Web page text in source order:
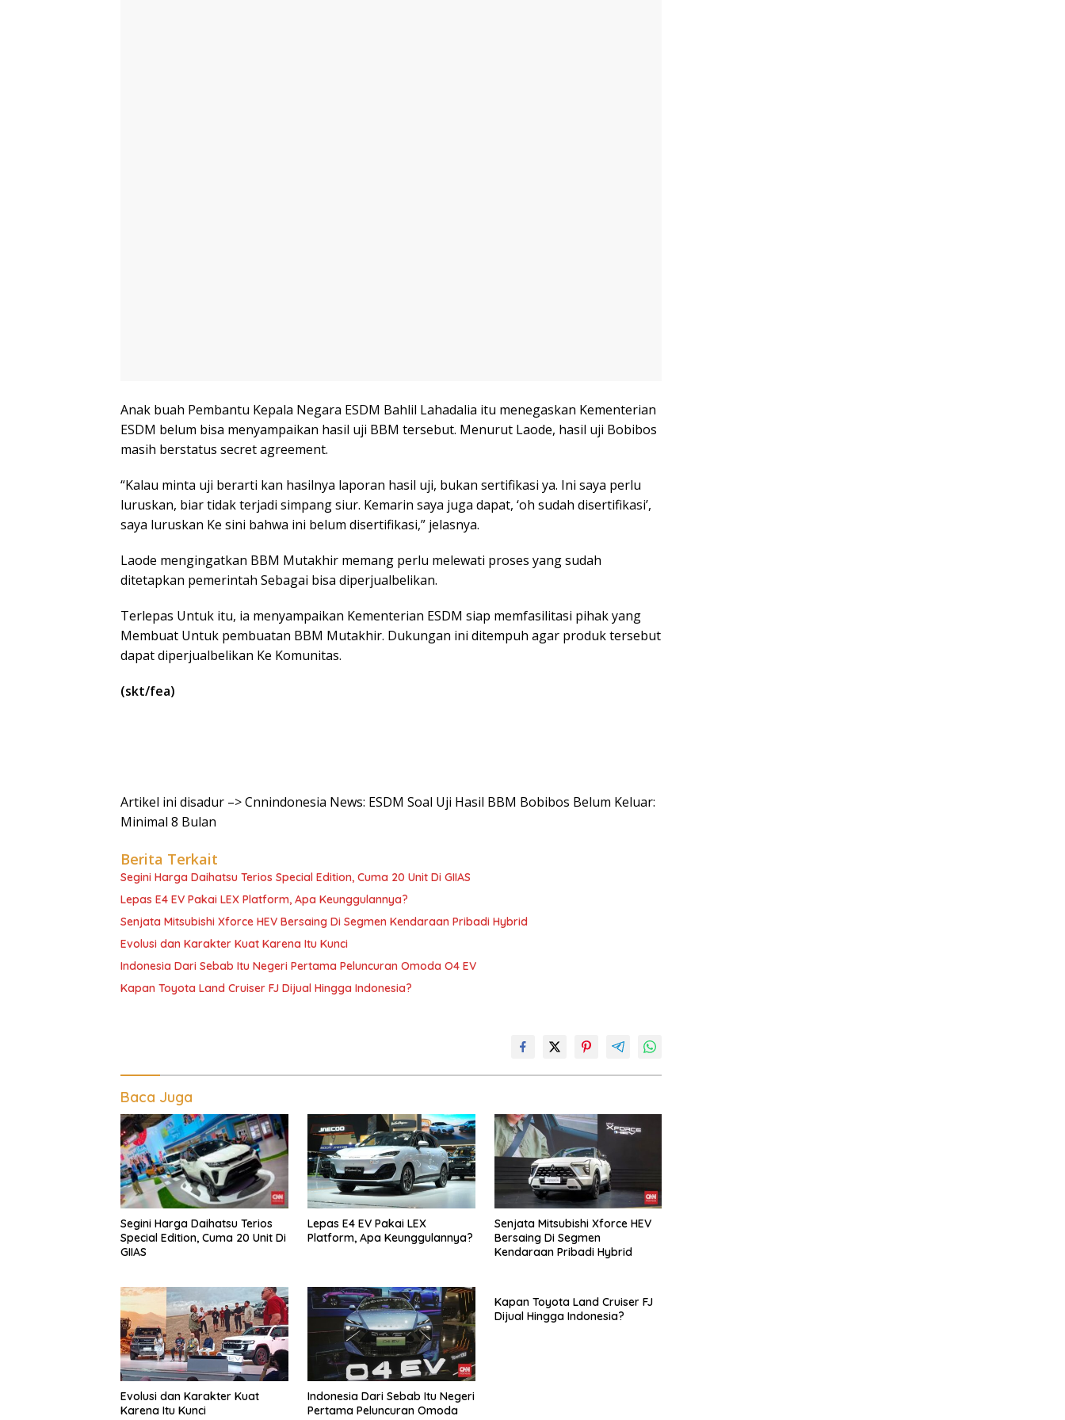
Anak buah Pembantu Kepala Negara ESDM Bahlil Lahadalia itu menegaskan Kementerian
ESDM belum bisa menyampaikan hasil uji BBM tersebut. Menurut Laode, hasil uji Bobibos
masih berstatus secret agreement.
“Kalau minta uji berarti kan hasilnya laporan hasil uji, bukan sertifikasi ya. Ini saya perlu
luruskan, biar tidak terjadi simpang siur. Kemarin saya juga dapat, ‘oh sudah disertifikasi’,
saya luruskan Ke sini bahwa ini belum disertifikasi,” jelasnya.
Laode mengingatkan BBM Mutakhir memang perlu melewati proses yang sudah
ditetapkan pemerintah Sebagai bisa diperjualbelikan.
Terlepas Untuk itu, ia menyampaikan Kementerian ESDM siap memfasilitasi pihak yang
Membuat Untuk pembuatan BBM Mutakhir. Dukungan ini ditempuh agar produk tersebut
dapat diperjualbelikan Ke Komunitas.
(skt/fea)
Artikel ini disadur –> Cnnindonesia News: ESDM Soal Uji Hasil BBM Bobibos Belum Keluar:
Minimal 8 Bulan
Berita Terkait
Segini Harga Daihatsu Terios Special Edition, Cuma 20 Unit Di GIIAS
Lepas E4 EV Pakai LEX Platform, Apa Keunggulannya?
Senjata Mitsubishi Xforce HEV Bersaing Di Segmen Kendaraan Pribadi Hybrid
Evolusi dan Karakter Kuat Karena Itu Kunci
Indonesia Dari Sebab Itu Negeri Pertama Peluncuran Omoda O4 EV
Kapan Toyota Land Cruiser FJ Dijual Hingga Indonesia?
Baca Juga
Segini Harga Daihatsu Terios
Special Edition, Cuma 20 Unit Di
GIIAS
Lepas E4 EV Pakai LEX
Platform, Apa Keunggulannya?
Senjata Mitsubishi Xforce HEV
Bersaing Di Segmen
Kendaraan Pribadi Hybrid
Evolusi dan Karakter Kuat
Karena Itu Kunci
Indonesia Dari Sebab Itu Negeri
Pertama Peluncuran Omoda
Kapan Toyota Land Cruiser FJ
Dijual Hingga Indonesia?